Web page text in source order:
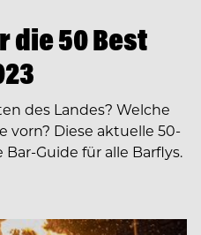
die 50 Best
des Landes? Welche
vorn? Diese aktuelle 50-
Guide für alle Barflys.